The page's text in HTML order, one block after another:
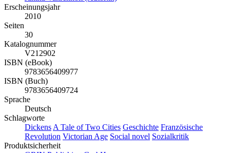
Erscheinungsjahr
2010
Seiten
30
Katalognummer
V212902
ISBN (eBook)
9783656409977
ISBN (Buch)
9783656409724
Sprache
Deutsch
Schlagworte
Dickens A Tale of Two Cities Geschichte Französische
Revolution Victorian Age Social novel Sozialkritik
Produktsicherheit